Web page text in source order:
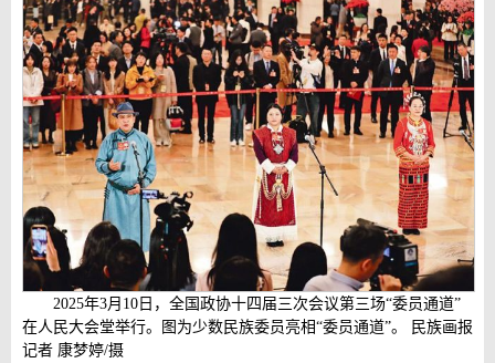
2025年3月10日，全国政协十四届三次会议第三场“委员通道”
在人民大会堂举行。图为少数民族委员亮相“委员通道”。 民族画报
记者 康梦婷/摄